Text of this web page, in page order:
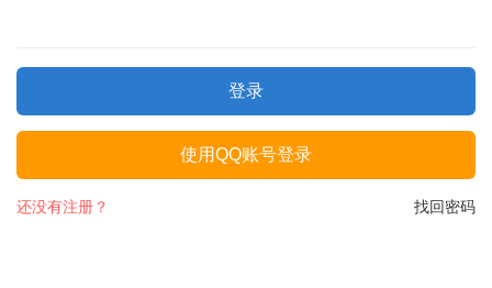
登录
使用QQ账号登录
找回密码
还没有注册？